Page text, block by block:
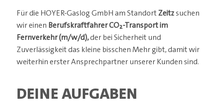
Für die HOYER-Gaslog GmbH am StandortZeitzsuchen
wir einen Berufskraftfahrer CO₂-Transport im
Fernverkehr (m/w/d),der bei Sicherheit und
Zuverlässigkeit das kleine bisschen Mehr gibt, damit wir
weiterhin erster Ansprechpartner unserer Kunden sind.
DEINE AUFGABEN